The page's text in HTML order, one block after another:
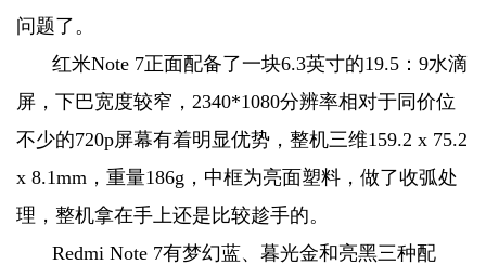
问题了。
红米Note 7正面配备了一块6.3英寸的19.5：9水滴
屏，下巴宽度较窄，2340*1080分辨率相对于同价位
不少的720p屏幕有着明显优势，整机三维159.2 x 75.2
x 8.1mm，重量186g，中框为亮面塑料，做了收弧处
理，整机拿在手上还是比较趁手的。
Redmi Note 7有梦幻蓝、暮光金和亮黑三种配